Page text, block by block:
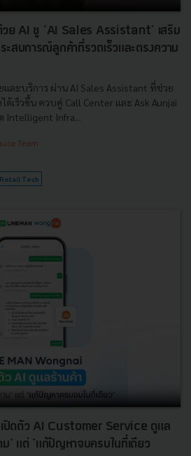
วย AI ชู ‘AI Sales Assistant’ เสริม
สบการณ์ลูกค้าที่รวดเร็วและตรงความ
และบริการ ผ่าน AI Sales Assistant ที่ช่วย
เร็วขึ้น ควบคู่ Call Center และ Ask Aunjai
Intelligent Infra...
Team
Retail Tech
ปิดตัว AI Customer Service ดูแล
ม' แต่ 'แก้ปัญหาจบครบในที่เดียว